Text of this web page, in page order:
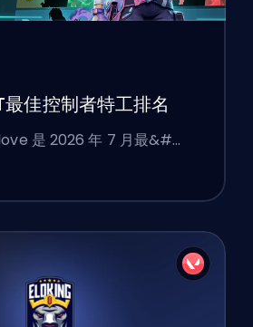
佳控制者特工排名
是 2026 年 7 月最&#…